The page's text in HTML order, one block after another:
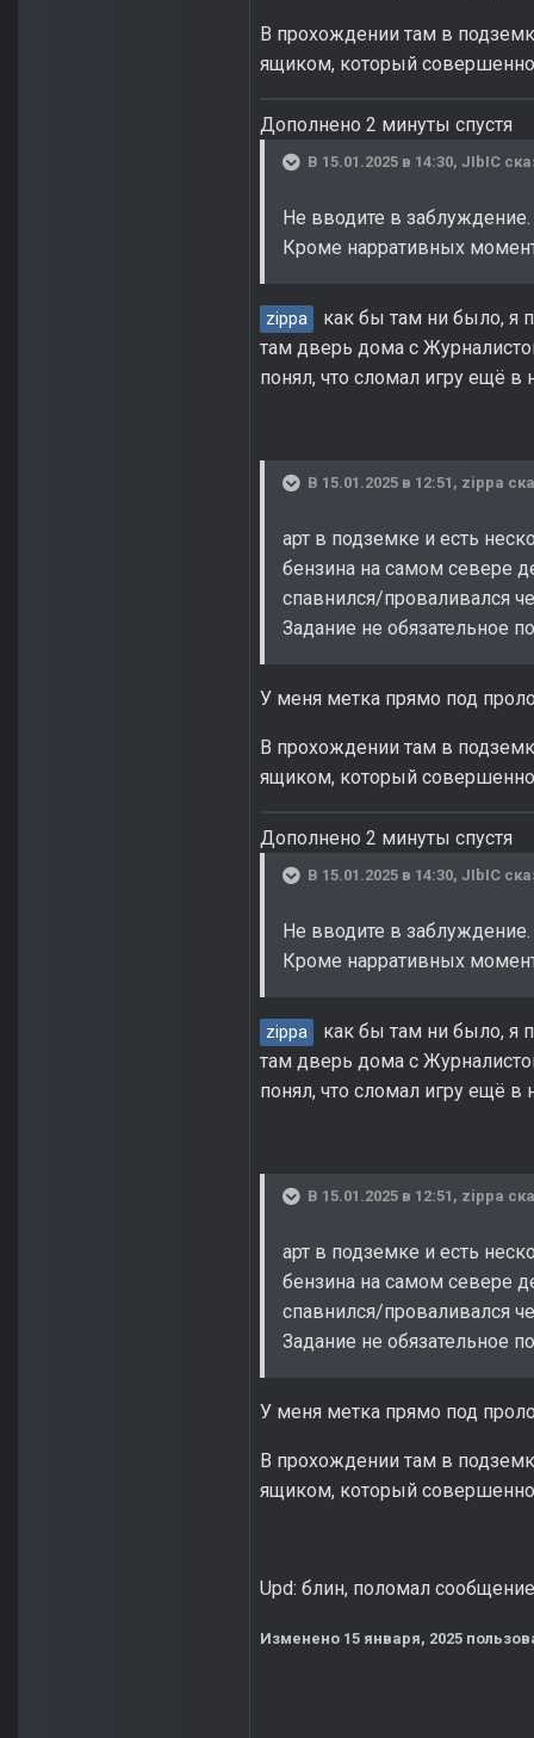
В прохождении там в
ящиком, который совершенно
Дополнено 2 минуты спустя
В 15.01.2025 в 14:30, JIbIC
Не вводите в
Кроме нарративных
zippa
как бы там ни было, я
там дверь дома с
понял, что сломал игру ещё в
В 15.01.2025 в 12:51, zippa
арт в подземке и есть
бензина на самом севере
спавнился/проваливался
Задание не обязательное
У меня метка прямо под
В прохождении там в
ящиком, который совершенно
Дополнено 2 минуты спустя
В 15.01.2025 в 14:30, JIbIC
Не вводите в
Кроме нарративных
zippa
как бы там ни было, я
там дверь дома с
понял, что сломал игру ещё в
В 15.01.2025 в 12:51, zippa
арт в подземке и есть
бензина на самом севере
спавнился/проваливался
Задание не обязательное
У меня метка прямо под
В прохождении там в
ящиком, который совершенно
Upd: блин, поломал
Изменено 15 января, 2025